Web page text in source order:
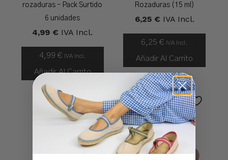
rozaduras – Pack Surtido
6 unidades
4,99 € IVA Incl.
4,99 € IVA Incl.
Añadir Al Carrito
Rozaduras (15 ml)
6,25 € IVA Incl.
6,25€ IVA Incl.
Añadir Al Carrito